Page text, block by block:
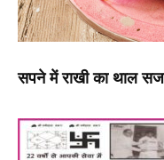
सपने में राखी का थाल